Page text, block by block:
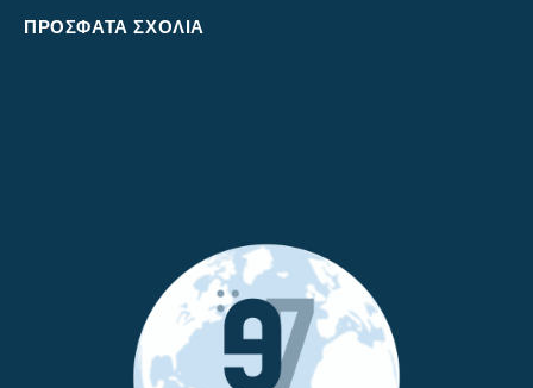
ΠΡΌΣΦΑΤΑ ΣΧΌΛΙΑ